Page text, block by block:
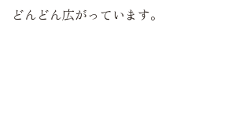
どんどん広がっています。